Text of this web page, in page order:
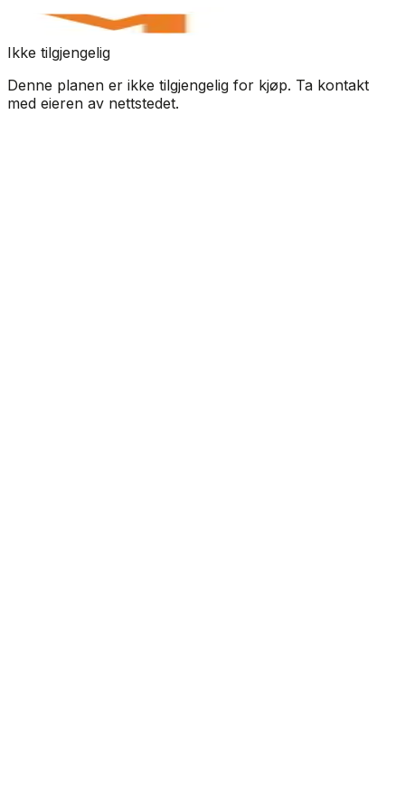
Ikke tilgjengelig
Denne planen er ikke tilgjengelig for kjøp. Ta kontakt
med eieren av nettstedet.